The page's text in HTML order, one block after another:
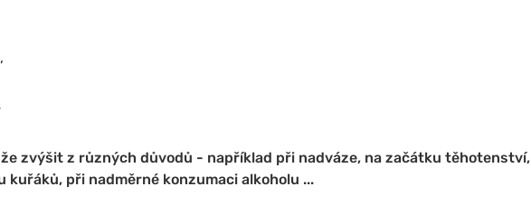
zvýšit z různých důvodů - například při nadváze, na začátku těhotenství,
kuřáků, při nadměrné konzumaci alkoholu ...